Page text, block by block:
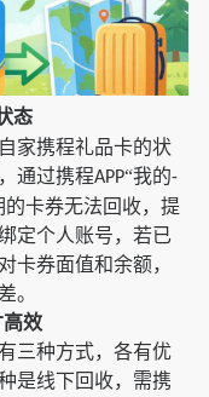
态
家携程礼品卡的状
通过携程APP“我的-
卡券无法回收，提
定个人账号，若已
卡券面值和余额，
。
效
三种方式，各有优
是线下回收，需携